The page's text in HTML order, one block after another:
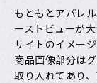
もともとアパレ
ーストビューが
サイトのイメー
商品画像部分は
取り入れてあり